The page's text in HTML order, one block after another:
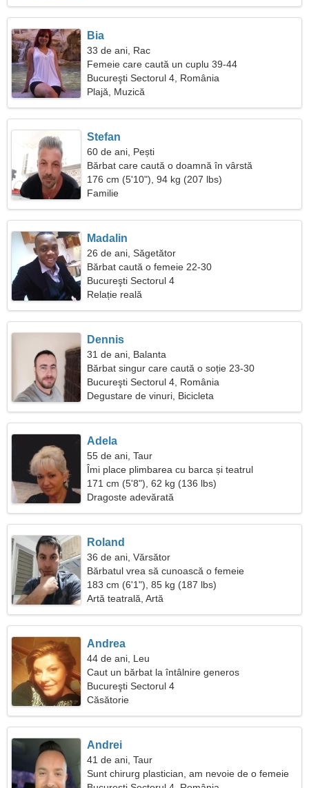
Bia
33 de ani, Rac
Femeie care caută un cuplu 39-44
Bucureşti Sectorul 4, România
Plajă, Muzică
Stefan
60 de ani, Pești
Bărbat care caută o doamnă în vârstă
176 cm (5'10"), 94 kg (207 lbs)
Familie
Madalin
26 de ani, Săgetător
Bărbat caută o femeie 22-30
Bucureşti Sectorul 4
Relație reală
Dennis
31 de ani, Balanta
Bărbat singur care caută o soție 23-30
Bucureşti Sectorul 4, România
Degustare de vinuri, Bicicleta
Adela
55 de ani, Taur
Îmi place plimbarea cu barca și teatrul
171 cm (5'8"), 62 kg (136 lbs)
Dragoste adevărată
Roland
36 de ani, Vărsător
Bărbatul vrea să cunoască o femeie
183 cm (6'1"), 85 kg (187 lbs)
Artă teatrală, Artă
Andrea
44 de ani, Leu
Caut un bărbat la întâlnire generos
Bucureşti Sectorul 4
Căsătorie
Andrei
41 de ani, Taur
Sunt chirurg plastician, am nevoie de o femeie